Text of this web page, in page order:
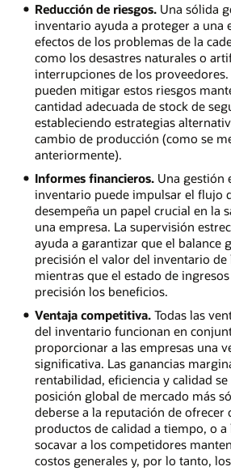
Reducción de riesgos.Una sólida
inventario ayuda a proteger a una
efectos de los problemas de la
como los desastres naturales o
interrupciones de los proveedores.
pueden mitigar estos riesgos
cantidad adecuada de stock de
estableciendo estrategias
cambio de producción (como se
anteriormente).
Informes financieros.Una gestión
inventario puede impulsar el flujo
desempeña un papel crucial en la
una empresa. La supervisión
ayuda a garantizar que el balance
precisión el valor del inventario de
mientras que el estado de
precisión los beneficios.
Ventaja competitiva.Todas las
del inventario funcionan en
proporcionar a las empresas una
significativa. Las ganancias
rentabilidad, eficiencia y calidad
posición global de mercado más
deberse a la reputación de ofrecer
productos de calidad a tiempo, o a
socavar a los competidores
costos generales y, por lo tanto,